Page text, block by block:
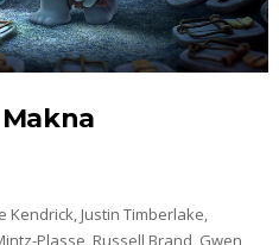
Kendrick, Justin Timberlake,
Plasse, Russell Brand, Gwen